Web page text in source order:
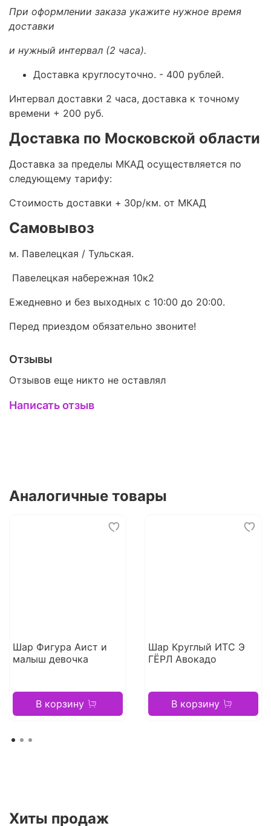
При оформлении заказа укажите нужное время
доставки
и нужный интервал (2 часа).
Доставка круглосуточно. - 400 рублей.
Интервал доставки 2 часа, доставка к точному
времени + 200 руб.
Доставка по Московской области
Доставка за пределы МКАД осуществляется по
следующему тарифу:
Стоимость доставки + 30р/км. от МКАД
Самовывоз
м. Павелецкая / Тульская.
Павелецкая набережная 10к2
Ежедневно и без выходных с 10:00 до 20:00.
Перед приездом обязательно звоните!
Отзывы
Отзывов еще никто не оставлял
Написать отзыв
Аналогичные товары
Шар Фигура Аист и
малыш девочка
В корзину
Шар Круглый ИТС Э
ГЁРЛ Авокадо
В корзину
Хиты продаж